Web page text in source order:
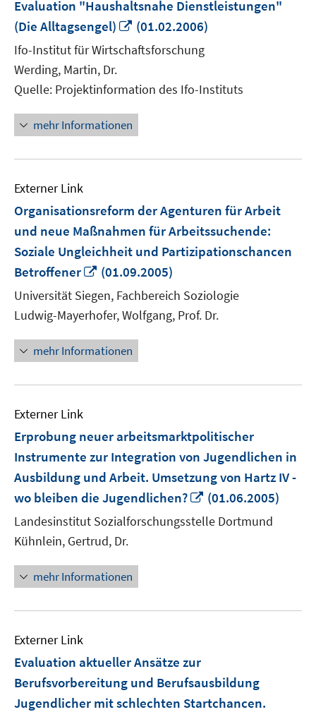
Evaluation "Haushaltsnahe Dienstleistungen"
(Die Alltagsengel)
In
neuem
Fenster
(01.02.2006)
Ifo-Institut für Wirtschaftsforschung
Werding, Martin, Dr.
Quelle: Projektinformation des Ifo-Instituts
mehr Informationen
Externer Link
Organisationsreform der Agenturen für Arbeit
und neue Maßnahmen für Arbeitssuchende:
Soziale Ungleichheit und Partizipationschancen
Betroffener
In
neuem
Fenster
öffnen
(01.09.2005)
Universität Siegen, Fachbereich Soziologie
Ludwig-Mayerhofer, Wolfgang, Prof. Dr.
mehr Informationen
Externer Link
Erprobung neuer arbeitsmarktpolitischer
Instrumente zur Integration von Jugendlichen in
Ausbildung und Arbeit. Umsetzung von Hartz IV -
wo bleiben die Jugendlichen?
In
neuem
Fenster
(01.06.2005)
Landesinstitut Sozialforschungsstelle Dortmund
Kühnlein, Gertrud, Dr.
mehr Informationen
Externer Link
Evaluation aktueller Ansätze zur
Berufsvorbereitung und Berufsausbildung
Jugendlicher mit schlechten Startchancen.